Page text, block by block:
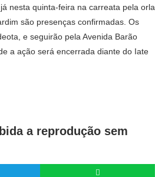
nesta quinta-feira na carreata pela orla
são presenças confirmadas. Os
e seguirão pela Avenida Barão
a ação será encerrada diante do Iate
a reprodução sem